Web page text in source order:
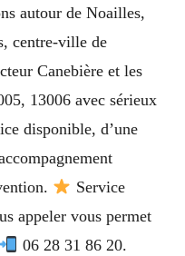
autour de Noailles,
centre-ville de
Canebière et les
13006 avec sérieux
disponible, d’une
Service
appeler vous permet
06 28 31 86 20.